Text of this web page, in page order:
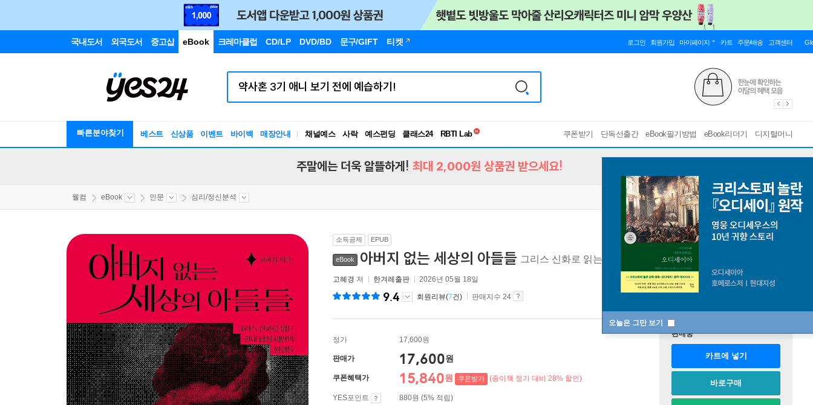
국내도서 외국도서 중고샵 eBook 크레마클럽 CD/LP DVD/BD 문구/GIFT 티켓 로그인 회원가입 마이페이지 카트 주문/배송 고객센터
빠른분야찾기 베스트 신상품 이벤트 바이백 매장안내 채널예스 사락 예스펀딩 클래스24
독서유형검사
쿠폰받기 단독선출간 eBook필기방법 eBook리더기 디지털머니
오늘은 그만 보기
주말에는 더욱 알뜰하게! 최대 2,000원 상품권 받으세요!
웰컴 eBook 인문 심리/정신분석
소득공제 EPUB
eBook 아버지 없는 세상의 아들들 그리스 신화로 읽는 현대 남성 내면의 원형들
고혜경 저 한겨레출판 2026년 05월 18일
9.4 회원리뷰(7건) 판매지수 24
정가 17,600원
판매가 17,600원
쿠폰혜택가 15,840원 쿠폰받기 (종이책 정가 대비 28% 할인)
YES포인트
880원 (5% 적립)
판매중
카트에 넣기
바로구매